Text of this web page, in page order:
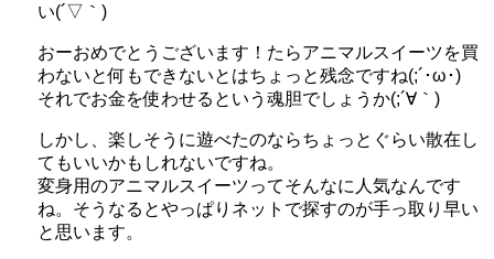
い(´▽｀)
おーおめでとうございます！たらアニマルスイーツを買
わないと何もできないとはちょっと残念ですね(;´･ω･)
それでお金を使わせるという魂胆でしょうか(;´∀｀)
しかし、楽しそうに遊べたのならちょっとぐらい散在し
てもいいかもしれないですね。
変身用のアニマルスイーツってそんなに人気なんです
ね。そうなるとやっぱりネットで探すのが手っ取り早い
と思います。